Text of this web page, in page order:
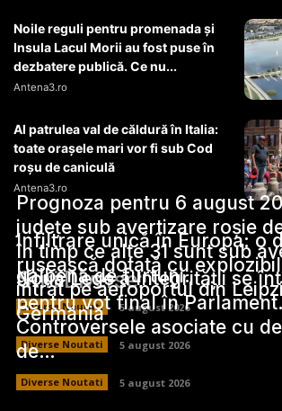
Noile reguli pentru promenada și
Insula Lacul Morii au fost puse în
dezbatere publică. Ce nu...
Antena3.ro
Al patrulea val de căldură în Italia:
toate orașele mari vor fi sub Cod
roșu de caniculă
Antena3.ro
Stiri Diverse:
Prognoza pentru 6 august
județe sub avertizare roșie
în timp ce alte 31 sunt sub
galbenă de furtuni.
Diverse Noutati 5 august 2026
Infiltrare unică în Europa: o
rusească dotată cu
intrat pe aeroportul din
Germania
Diverse Noutati 5 august 2026
Noua Lege a Integrității se
pentru vot final în Parlament.
Controversele asociate cu
de…
Diverse Noutati 5 august 2026